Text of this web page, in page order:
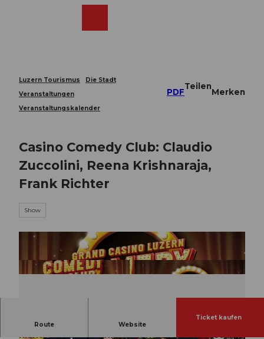
Luzern Tourismus
Die Stadt
Veranstaltungen
Veranstaltungskalender
PDF
Teilen
Merken
Casino Comedy Club: Claudio
Zuccolini, Reena Krishnaraja,
Frank Richter
Show
Route Website
Ticket kaufen
Drei Comedians, ein Host, viele Lacher: Frank
Richter, Reena Krishnaraja und Claudio Zuccolini